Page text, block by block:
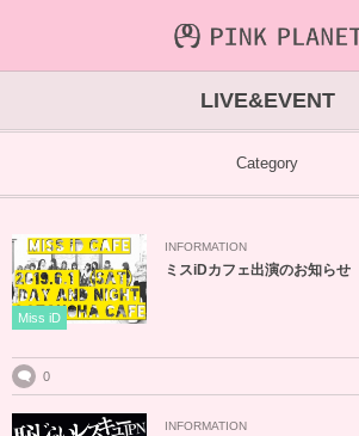
LIVE&EVENT
Category
Miss iD
INFORMATION
ミスiDカフェ出演のお知らせ
0
INFORMATION
ICHIJO AOI
PINK PLANET
HAJIRAI RESCUE JPN
Farout
NEWS&TOPIC
STREAMING
CONTENTS
MAINTENANCE